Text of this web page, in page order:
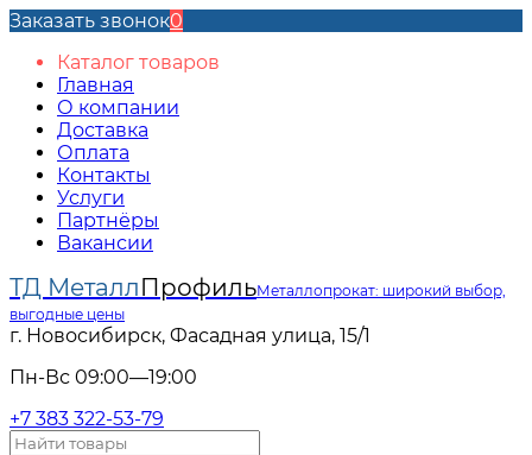
Заказать звонок0
Каталог товаров
Главная
О компании
Доставка
Оплата
Контакты
Услуги
Партнёры
Вакансии
ТД МеталлПрофильМеталлопрокат: широкий выбор,
выгодные цены
г. Новосибирск, Фасадная улица, 15/1
Пн-Вс 09:00—19:00
+7 383 322-53-79